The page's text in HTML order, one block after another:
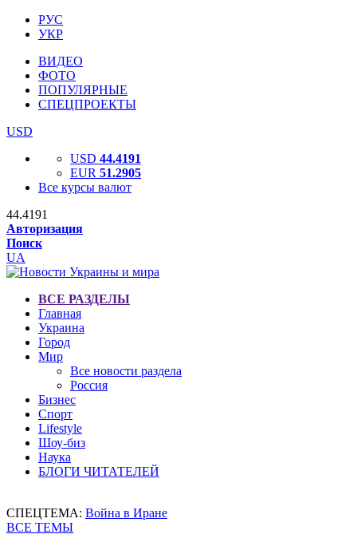
РУС
УКР
ВИДЕО
ФОТО
ПОПУЛЯРНЫЕ
СПЕЦПРОЕКТЫ
USD
USD 44.4191
EUR 51.2905
Все курсы валют
44.4191
Авторизация
Поиск
UA
ВСЕ РАЗДЕЛЫ
Главная
Украина
Город
Мир
Все новости раздела
Россия
Бизнес
Спорт
Lifestyle
Шоу-биз
Наука
БЛОГИ ЧИТАТЕЛЕЙ
СПЕЦТЕМА: Война в Иране
ВСЕ ТЕМЫ